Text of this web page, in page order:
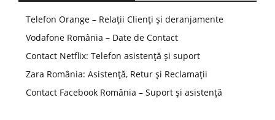
Telefon Orange – Relații Clienți și deranjamente
Vodafone România – Date de Contact
Contact Netflix: Telefon asistență și suport
Zara România: Asistență, Retur și Reclamații
Contact Facebook România – Suport și asistență